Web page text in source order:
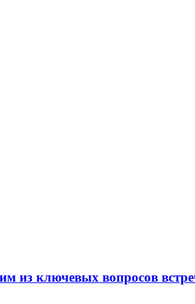
из ключевых вопросов